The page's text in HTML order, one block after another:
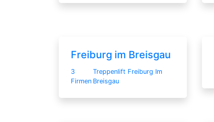
Freiburg im Breisgau
3
Firmen
Treppenlift Freiburg Im
Breisgau